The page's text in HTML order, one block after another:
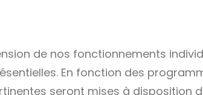
de nos fonctionnements
En fonction des
seront mises à disposition